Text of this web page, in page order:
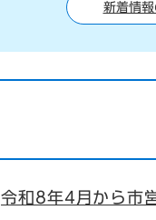
新着情報
令和8年4月から市